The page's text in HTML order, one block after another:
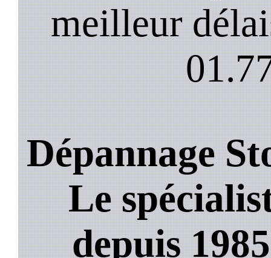
meilleur
Dépannage
Le
depuis